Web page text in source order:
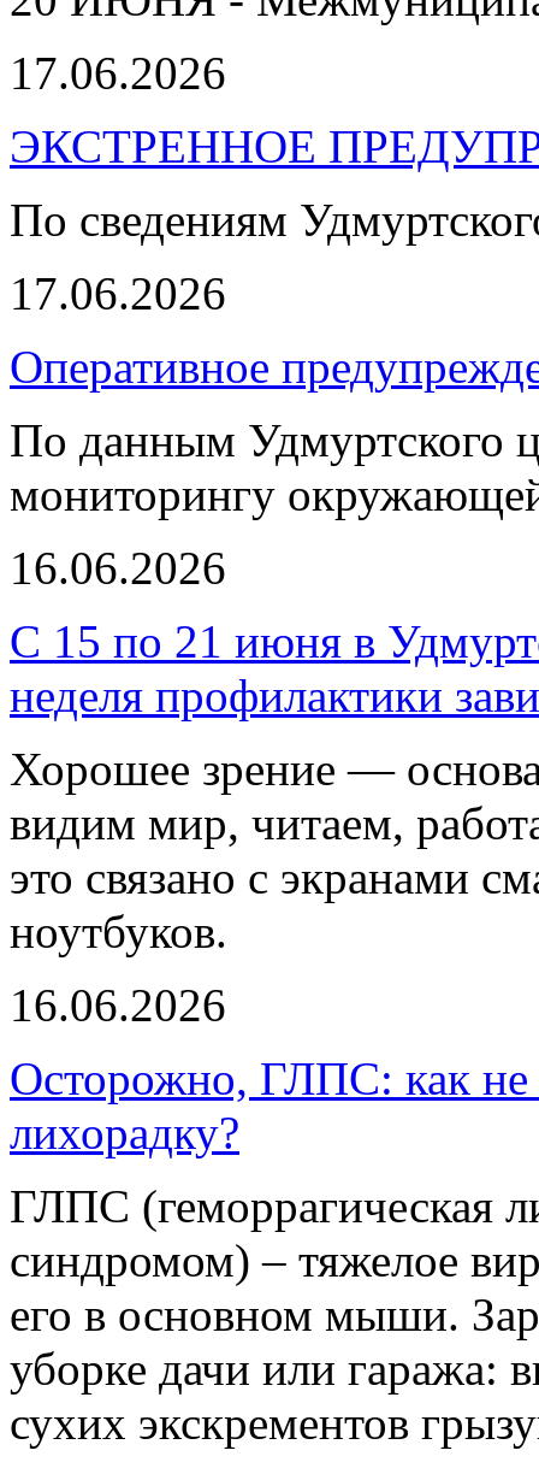
17.06.2026
ЭКСТРЕННОЕ
По сведениям
17.06.2026
Оперативное
По данным Удмуртского
мониторингу
16.06.2026
С 15 по 21 июня в
неделя профилактики
Хорошее зрение —
видим мир, читаем,
это связано с экранами
ноутбуков.
16.06.2026
Осторожно, ГЛПС: как
лихорадку?
ГЛПС (геморрагическая
синдромом) – тяжелое
его в основном мыши.
уборке дачи или гаража:
сухих экскрементов